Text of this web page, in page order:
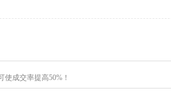
使成交率提高50%！